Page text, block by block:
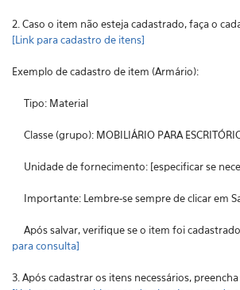
2. Caso o item não esteja cadastrado, faça o
[Link para cadastro de itens]
Exemplo de cadastro de item (Armário):
Tipo: Material
Classe (grupo): MOBILIÁRIO PARA
Unidade de fornecimento: [especificar se
Importante: Lembre-se sempre de clicar em
Após salvar, verifique se o item foi
para consulta]
3. Após cadastrar os itens necessários,